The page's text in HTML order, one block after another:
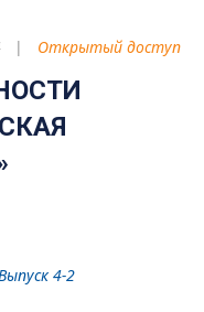
Открытый доступ
4-2